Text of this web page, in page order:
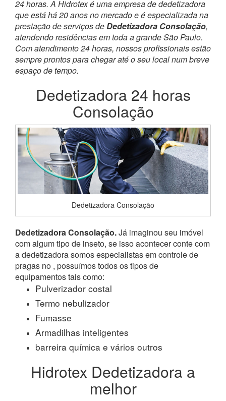
24 horas. A Hidrotex é uma empresa de dedetizadora
que está há 20 anos no mercado e é especializada na
prestação de serviços deDedetizadora Consolação,
atendendo residências em toda a grande São Paulo.
Com atendimento 24 horas, nossos profissionais estão
sempre prontos para chegar até o seu local num breve
espaço de tempo.
Dedetizadora 24 horas
Consolação
Dedetizadora Consolação
Dedetizadora Consolação.Já imaginou seu imóvel
com algum tipo de inseto, se isso acontecer conte com
a dedetizadora somos especialistas em controle de
pragas no , possuímos todos os tipos de
equipamentos tais como:
Pulverizador costal
Termo nebulizador
Fumasse
Armadilhas inteligentes
barreira química e vários outros
Hidrotex Dedetizadora a
melhor